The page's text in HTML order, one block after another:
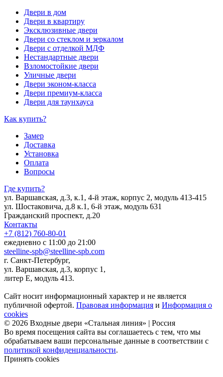
Двери в дом
Двери в квартиру
Эксклюзивные двери
Двери со стеклом и зеркалом
Двери с отделкой МДФ
Нестандартные двери
Взломостойкие двери
Уличные двери
Двери эконом-класса
Двери премиум-класса
Двери для таунхауса
Как купить?
Замер
Доставка
Установка
Оплата
Вопросы
Где купить?
ул. Варшавская, д.3, к.1, 4-й этаж, корпус 2, модуль 413-415
ул. Шостаковича, д.8 к.1, 6-й этаж, модуль 631
Гражданский проспект, д.20
Контакты
+7 (812) 760-80-01
ежедневно с 11:00 до 21:00
steelline-spb@steelline-spb.com
г. Санкт-Петербург,
ул. Варшавская, д.3, корпус 1,
литер Е, модуль 413.
Сайт носит информационный характер и не является
публичной офертой. Правовая информация и Информация о
cookies
© 2026 Входные двери «Стальная линия» | Россия
Во время посещения сайта вы соглашаетесь с тем, что мы
обрабатываем ваши персональные данные в соответствии с
политикой конфиденциальности.
Принять cookies